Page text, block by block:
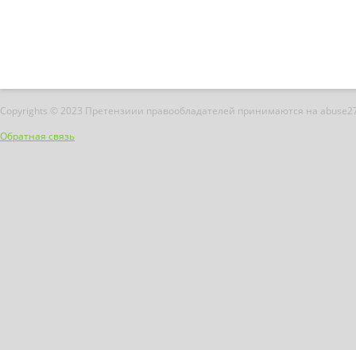
Copyrights © 2023 Претензиии правообладателей принимаются на
Обратная связь